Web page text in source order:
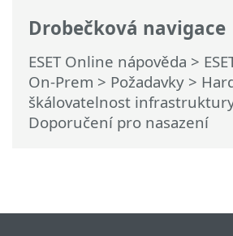
Drobečková navigace
ESET Online nápověda >
On-Prem > Požadavky >
škálovatelnost
Doporučení pro nasazení